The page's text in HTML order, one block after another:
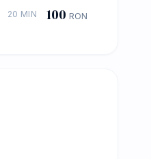
20 MIN 100 RON